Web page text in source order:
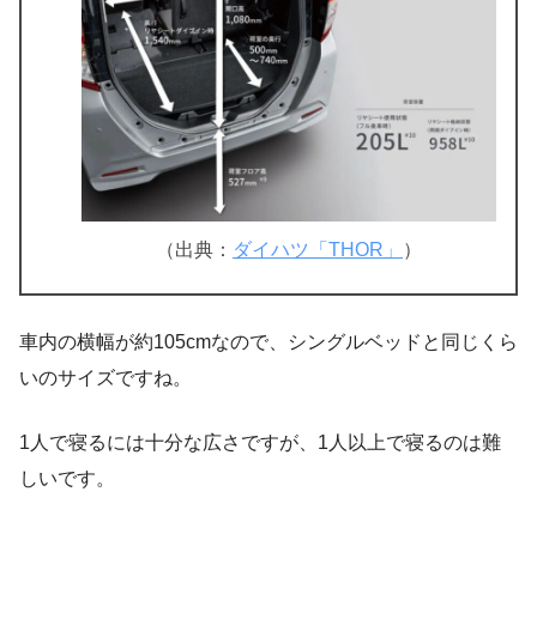
（出典： ダイハツ「THOR」 ）
車内の横幅が約105cmなので、シングルベッドと同じくら
いのサイズですね。
1人で寝るには十分な広さですが、1人以上で寝るのは難
しいです。